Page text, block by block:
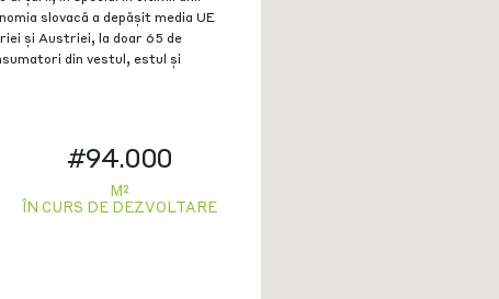
slovacă a depășit media UE
și Austriei, la doar 65 de
din vestul, estul și
#94.000
M²
ÎN CURS DE DEZVOLTARE